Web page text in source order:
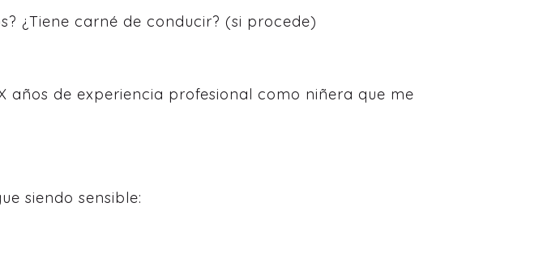
¿Tiene carné de conducir? (si procede)
de experiencia profesional como niñera que me
siendo sensible: